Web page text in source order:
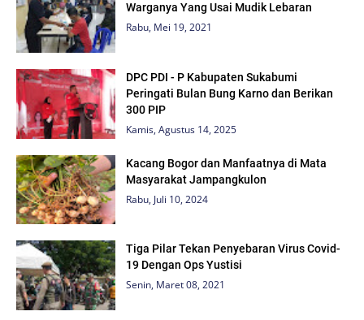
Warganya Yang Usai Mudik Lebaran
Rabu, Mei 19, 2021
DPC PDI - P Kabupaten Sukabumi
Peringati Bulan Bung Karno dan Berikan
300 PIP
Kamis, Agustus 14, 2025
Kacang Bogor dan Manfaatnya di Mata
Masyarakat Jampangkulon
Rabu, Juli 10, 2024
Tiga Pilar Tekan Penyebaran Virus Covid-
19 Dengan Ops Yustisi
Senin, Maret 08, 2021